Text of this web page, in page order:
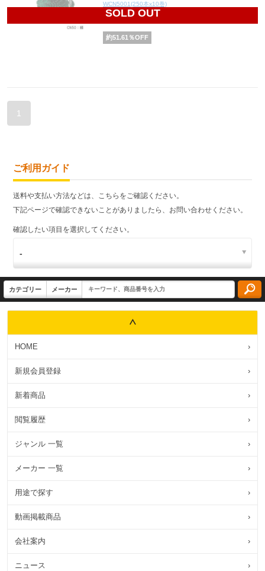
SOLD OUT
WCN5001(250本x10巻)
1,955
約51.61 ％OFF
1
ご利用ガイド
送料や支払い方法などは、こちらをご確認ください。
下記ページで確認できないことがありましたら、お問い合わせください。
確認したい項目を選択してください。
HOME ›
新規会員登録 ›
新着商品 ›
閲覧履歴 ›
ジャンル 一覧 ›
メーカー 一覧 ›
用途で探す ›
動画掲載商品 ›
会社案内 ›
ニュース ›